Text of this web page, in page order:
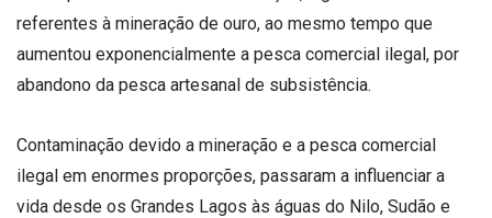
referentes à mineração de ouro, ao mesmo tempo que
aumentou exponencialmente a pesca comercial ilegal, por
abandono da pesca artesanal de subsistência.
Contaminação devido a mineração e a pesca comercial
ilegal em enormes proporções, passaram a influenciar a
vida desde os Grandes Lagos às águas do Nilo, Sudão e